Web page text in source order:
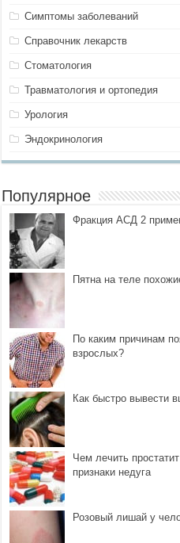
Симптомы заболеваний
Справочник лекарств
Стоматология
Травматология и ортопедия
Урология
Эндокринология
Популярное
Фракция АСД 2
Пятна на теле
По каким причинам
взрослых?
Как быстро вывести
Чем лечить
признаки недуга
Розовый лишай у